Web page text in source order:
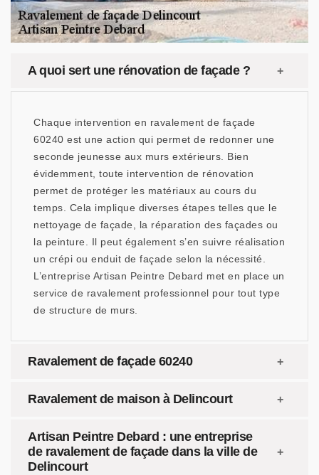
A quoi sert une rénovation de façade ?
Chaque intervention en ravalement de façade
60240 est une action qui permet de redonner une
seconde jeunesse aux murs extérieurs. Bien
évidemment, toute intervention de rénovation
permet de protéger les matériaux au cours du
temps. Cela implique diverses étapes telles que le
nettoyage de façade, la réparation des façades ou
la peinture. Il peut également s’en suivre réalisation
un crépi ou enduit de façade selon la nécessité.
L’entreprise Artisan Peintre Debard met en place un
service de ravalement professionnel pour tout type
de structure de murs.
Ravalement de façade 60240
Ravalement de maison à Delincourt
Artisan Peintre Debard : une entreprise
de ravalement de façade dans la ville de
Delincourt